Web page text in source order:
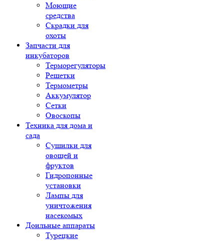
Моющие
средства
Скрадки для
охоты
Запчасти для
инкубаторов
Терморегуляторы
Решетки
Термометры
Аккумулятор
Сетки
Овоскопы
Техника для дома и
сада
Сушилки для
овощей и
фруктов
Гидропонные
установки
Лампы для
уничтожения
насекомых
Доильные аппараты
Турецкие